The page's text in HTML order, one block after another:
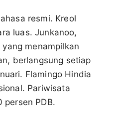
resmi. Kreol
luas. Junkanoo,
menampilkan
berlangsung setiap
Flamingo Hindia
Pariwisata
persen PDB.